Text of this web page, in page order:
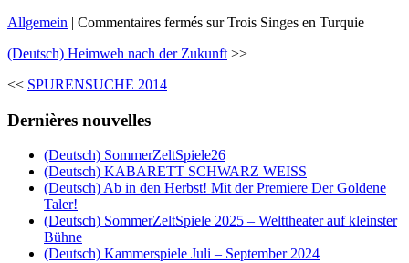
Allgemein | Commentaires fermés sur Trois Singes en Turquie
(Deutsch) Heimweh nach der Zukunft >>
<< SPURENSUCHE 2014
Dernières nouvelles
(Deutsch) SommerZeltSpiele26
(Deutsch) KABARETT SCHWARZ WEISS
(Deutsch) Ab in den Herbst! Mit der Premiere Der Goldene
Taler!
(Deutsch) SommerZeltSpiele 2025 – Welttheater auf kleinster
Bühne
(Deutsch) Kammerspiele Juli – September 2024